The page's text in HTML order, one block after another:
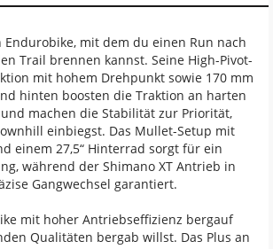
Endurobike, mit dem du einen Run nach
Trail brennen kannst. Seine High-Pivot-
mit hohem Drehpunkt sowie 170 mm
hinten boosten die Traktion an harten
machen die Stabilität zur Priorität,
einbiegst. Das Mullet-Setup mit
einem 27,5“ Hinterrad sorgt für ein
während der Shimano XT Antrieb in
Gangwechsel garantiert.
mit hoher Antriebseffizienz bergauf
Qualitäten bergab willst. Das Plus an